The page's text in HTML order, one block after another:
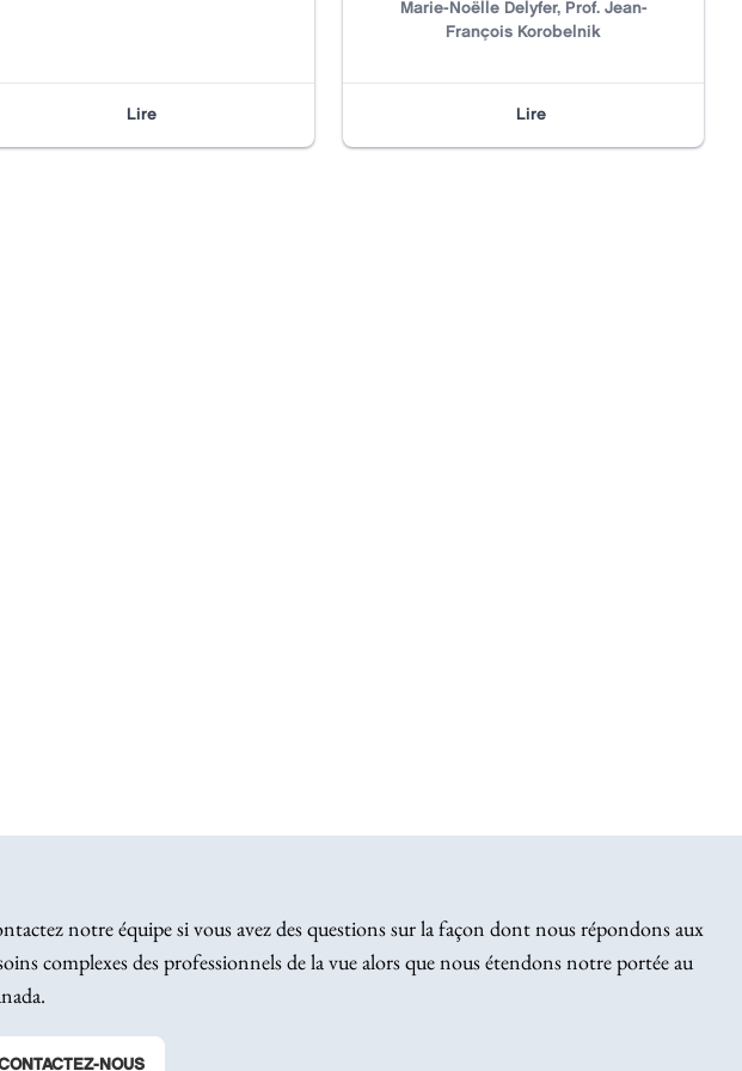
Lire
Marie-Noëlle Delyfer, Prof. Jean-
François Korobelnik
Lire
notre équipe si vous avez des questions sur la façon dont nous répondons aux
complexes des professionnels de la vue alors que nous étendons notre portée au
NOUS